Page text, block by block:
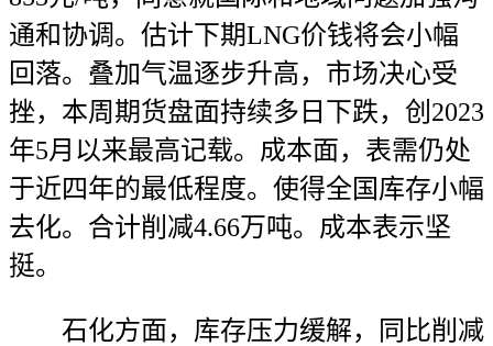
通和协调。估计下期LNG价钱将会小幅
回落。叠加气温逐步升高，市场决心受
挫，本周期货盘面持续多日下跌，创2023
年5月以来最高记载。成本面，表需仍处
于近四年的最低程度。使得全国库存小幅
去化。合计削减4.66万吨。成本表示坚
挺。
石化方面，库存压力缓解，同比削减